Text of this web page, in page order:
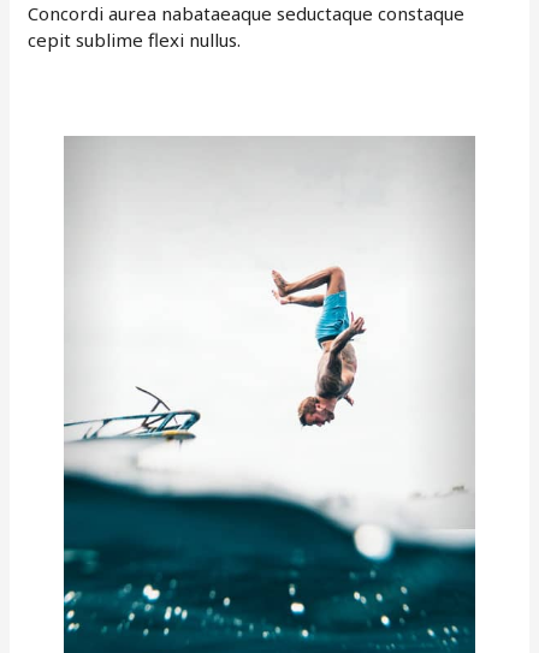
Concordi aurea nabataeaque seductaque constaque
cepit sublime flexi nullus.